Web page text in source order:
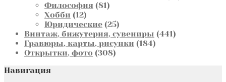
Философия 8181
Хобби 1212
товаров
Юридические 2525
товаров
Винтаж, бижутерия, сувениры 441441
Гравюры, карты, рисунки 184184
Открытки, фото 308308
Навигация